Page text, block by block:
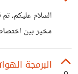
السلام عليكم،
الانترنت تارة
بمعلومات